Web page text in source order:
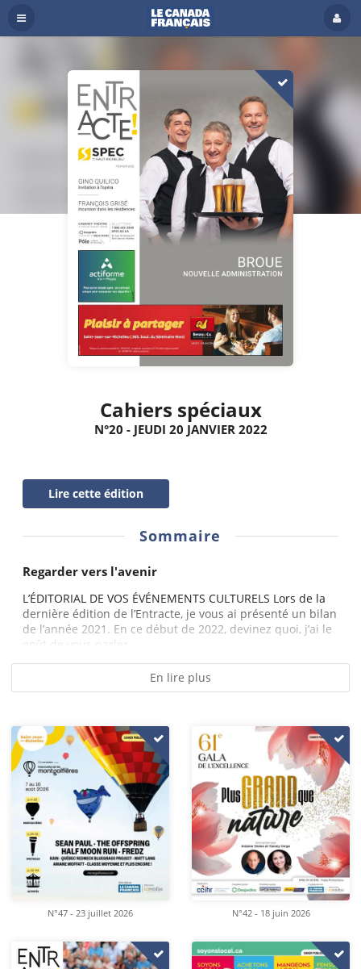
Cahiers spéciaux
N°20 - JEUDI 20 JANVIER 2022
Lire cette édition
Sommaire
Regarder vers l'avenir
L’ÉDITORIAL DE VOS ÉVÉNEMENTS CULTURELS Lors de la
dernière édition de l’Entracte, je vous ai présenté un bilan
de l’année 2021. En ce début de 2022, devinez quoi, j’ai le
goût de vous parler...
En lire plus
N°47 - 23 juillet 2026 N°42 - 18 juin 2026